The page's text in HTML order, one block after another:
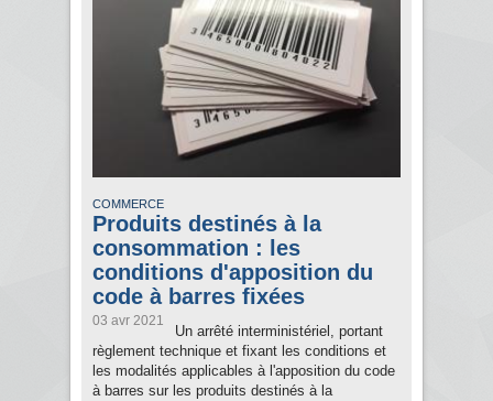
COMMERCE
Produits destinés à la
consommation : les
conditions d'apposition du
code à barres fixées
03 avr 2021
Un arrêté interministériel, portant
règlement technique et fixant les conditions et
les modalités applicables à l'apposition du code
à barres sur les produits destinés à la